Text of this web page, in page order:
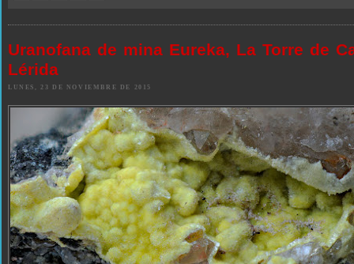
Uranofana de mina Eureka, La Torre de
Lérida
LUNES, 23 DE NOVIEMBRE DE 2015